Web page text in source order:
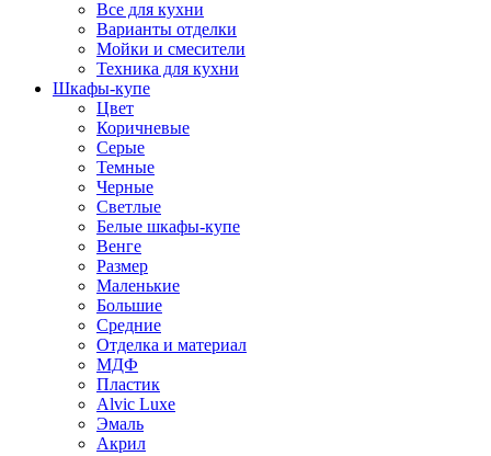
Все для кухни
Варианты отделки
Мойки и смесители
Техника для кухни
Шкафы-купе
Цвет
Коричневые
Серые
Темные
Черные
Светлые
Белые шкафы-купе
Венге
Размер
Маленькие
Большие
Средние
Отделка и материал
МДФ
Пластик
Alvic Luxe
Эмаль
Акрил